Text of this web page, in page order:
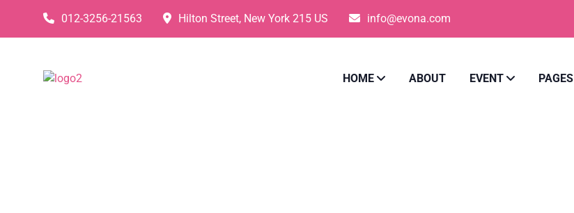
012-3256-21563 Hilton Street, New York 215 US info@evona.com
HOME ABOUT EVENT PAGES